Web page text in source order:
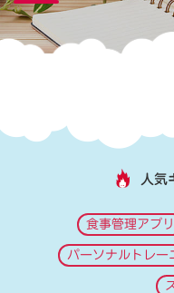
人気
食事管理アプリ
パーソナルトレー